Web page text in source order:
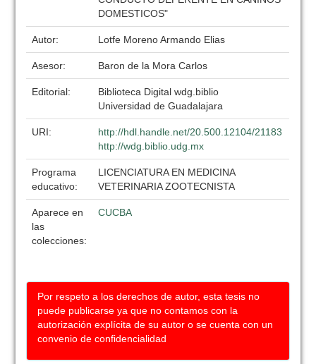
DOMESTICOS"
Autor: Lotfe Moreno Armando Elias
Asesor: Baron de la Mora Carlos
Editorial:
Biblioteca Digital wdg.biblio
Universidad de Guadalajara
URI:
http://hdl.handle.net/20.500.12104/21183
http://wdg.biblio.udg.mx
Programa
educativo:
LICENCIATURA EN MEDICINA
VETERINARIA ZOOTECNISTA
Aparece en
las
colecciones:
CUCBA
Por respeto a los derechos de autor, esta tesis no
puede publicarse ya que no contamos con la
autorización explícita de su autor o se cuenta con un
convenio de confidencialidad